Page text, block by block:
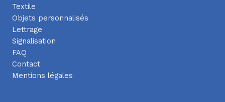
Textile
Objets personnalisés
Lettrage
Signalisation
FAQ
Contact
Mentions légales